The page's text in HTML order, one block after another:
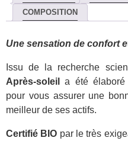
COMPOSITION
Une sensation de confort
Issu de la recherche
Après-soleil
a été élaboré
pour vous assurer une
meilleur de ses actifs.
Certifié BIO par le très